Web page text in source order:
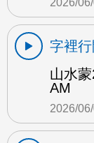
字裡
山水
AM
2026/